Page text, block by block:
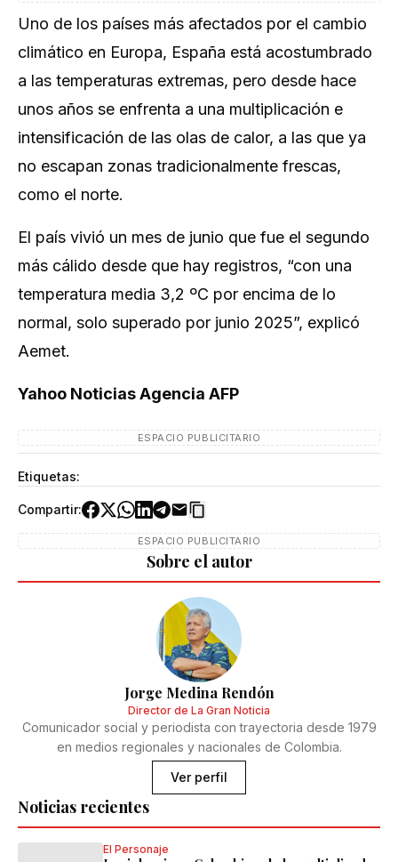
Uno de los países más afectados por el cambio
climático en Europa, España está acostumbrado
a las temperaturas extremas, pero desde hace
unos años se enfrenta a una multiplicación e
intensificación de las olas de calor, a las que ya
no escapan zonas tradicionalmente frescas,
como el norte.
El país vivió un mes de junio que fue el segundo
más cálido desde que hay registros, “con una
temperatura media 3,2 ºC por encima de lo
normal, solo superado por junio 2025”, explicó
Aemet.
Yahoo Noticias Agencia AFP
ESPACIO PUBLICITARIO
Etiquetas:
Compartir:
ESPACIO PUBLICITARIO
Noticias recientes
El Personaje
Sobre el autor
Jorge Medina Rendón
Director de La Gran Noticia
Comunicador social y periodista con trayectoria desde 1979
en medios regionales y nacionales de Colombia.
Ver perfil